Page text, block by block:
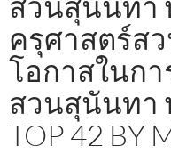
ครุศาสตร์ส
โอกาสในก
สวนสุนันทา
TOP 42 BY